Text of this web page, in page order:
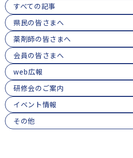
すべての記事
県民の皆さまへ
薬剤師の皆さまへ
会員の皆さまへ
web広報
研修会のご案内
イベント情報
その他